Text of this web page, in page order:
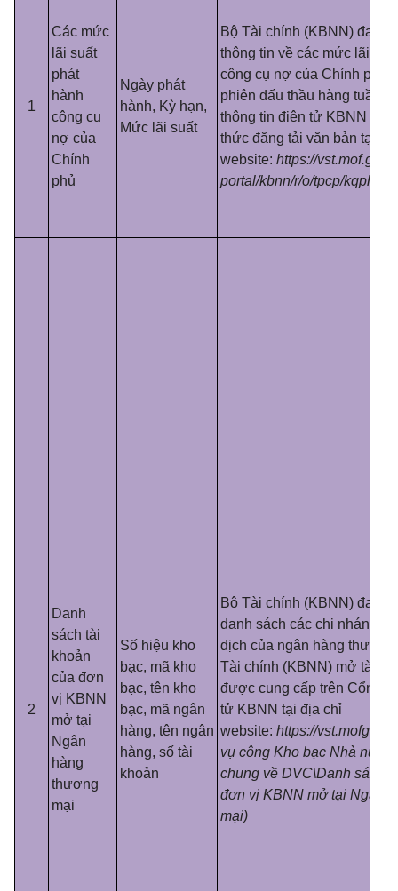
1
Các mức
lãi suất
phát
hành
công cụ
nợ của
Chính
phủ
Ngày phát
hành, Kỳ hạn,
Mức lãi suất
Bộ Tài chính (KBNN) đang
thông tin về các mức lãi
công cụ nợ của Chính phủ
phiên đấu thầu hàng tuần
thông tin điện tử KBNN
thức đăng tải văn bản tại
website: https://vst.
portal/kbnn/r/o/tpcp/kqph.
2
Danh
sách tài
khoản
của đơn
vị KBNN
mở tại
Ngân
hàng
thương
mại
Số hiệu kho
bạc, mã kho
bạc, tên kho
bạc, mã ngân
hàng, tên ngân
hàng, số tài
khoản
Bộ Tài chính (KBNN) đang
danh sách các chi nhánh/
dịch của ngân hàng
Tài chính (KBNN) mở tài
được cung cấp trên Cổng
tử KBNN tại địa chỉ
website: https://
vụ công Kho bạc Nhà
chung về DVC\Danh sách
đơn vị KBNN mở tại Ngân
mại)